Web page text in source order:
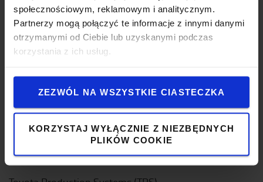
społecznościowym, reklamowym i analitycznym.
Partnerzy mogą połączyć te informacje z innymi danymi
otrzymanymi od Ciebie lub uzyskanymi podczas
korzystania z ich usług.
ZEZWÓL NA WSZYSTKIE CIASTECZKA
KORZYSTAJ WYŁĄCZNIE Z NIEZBĘDNYCH
PLIKÓW COOKIE
O Toyocie
Kim jesteśmy?
Dlaczego warto kupić Toyotę
Projektowanie
Dołącz do zespołu
Nasze wartości